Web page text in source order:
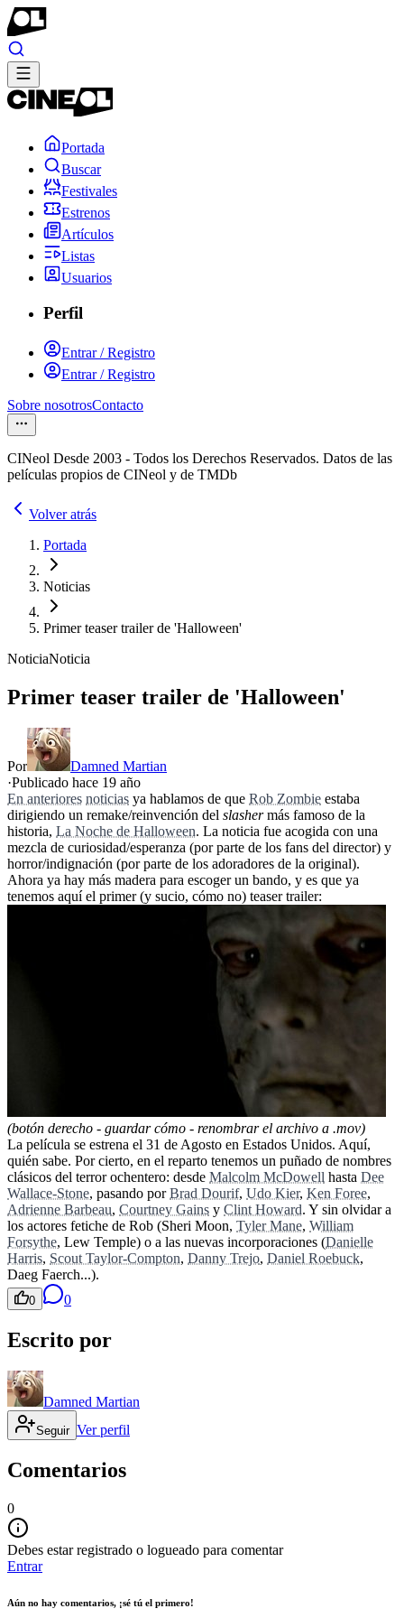
Portada
Buscar
Festivales
Estrenos
Artículos
Listas
Usuarios
Perfil
Entrar / Registro
Entrar / Registro
Sobre nosotrosContacto
CINeol Desde 2003 - Todos los Derechos Reservados. Datos de las
películas propios de CINeol y de TMDb
Volver atrás
Portada
Noticias
Primer teaser trailer de 'Halloween'
NoticiaNoticia
Primer teaser trailer de 'Halloween'
Por
Damned Martian
·Publicado hace 19 año
En anteriores noticias ya hablamos de que Rob Zombie estaba
dirigiendo un remake/reinvención del slashermás famoso de la
historia, La Noche de Halloween. La noticia fue acogida con una
mezcla de curiosidad/esperanza (por parte de los fans del director) y
horror/indignación (por parte de los adoradores de la original).
Ahora ya hay más madera para escoger un bando, y es que ya
tenemos aquí el primer (y sucio, cómo no) teaser trailer:
(botón derecho - guardar cómo - renombrar el archivo a .mov)
La película se estrena el 31 de Agosto en Estados Unidos. Aquí,
quién sabe. Por cierto, en el reparto tenemos un puñado de nombres
clásicos del terror ochentero: desde Malcolm McDowell hasta Dee
Wallace-Stone, pasando porBrad Dourif, Udo Kier, Ken Foree,
Adrienne Barbeau, Courtney Gains y Clint Howard. Y sin olvidar a
los actores fetiche de Rob (Sheri Moon, Tyler Mane, William
Forsythe, Lew Temple) o a las nuevas incorporaciones (Danielle
Harris, Scout Taylor-Compton, Danny Trejo, Daniel Roebuck,
Daeg Faerch...).
0 0
Escrito por
Damned Martian
Seguir Ver perfil
Comentarios
0
Debes estar registrado o logueado para comentar
Entrar
Aún no hay comentarios, ¡sé tú el primero!